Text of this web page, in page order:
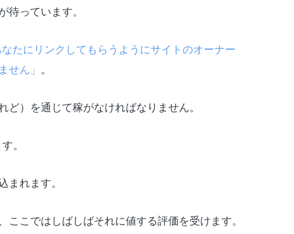
っています。
なたにリンクしてもらうようにサイトのオーナー
せん」 。
）を通じて稼がなければなりません。
。
れます。
こではしばしばそれに値する評価を受けます。